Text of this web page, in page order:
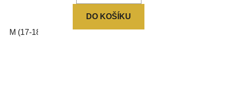
M (17-18cm) L (18-19cm) XL (19-20cm)
DO KOŠÍKU